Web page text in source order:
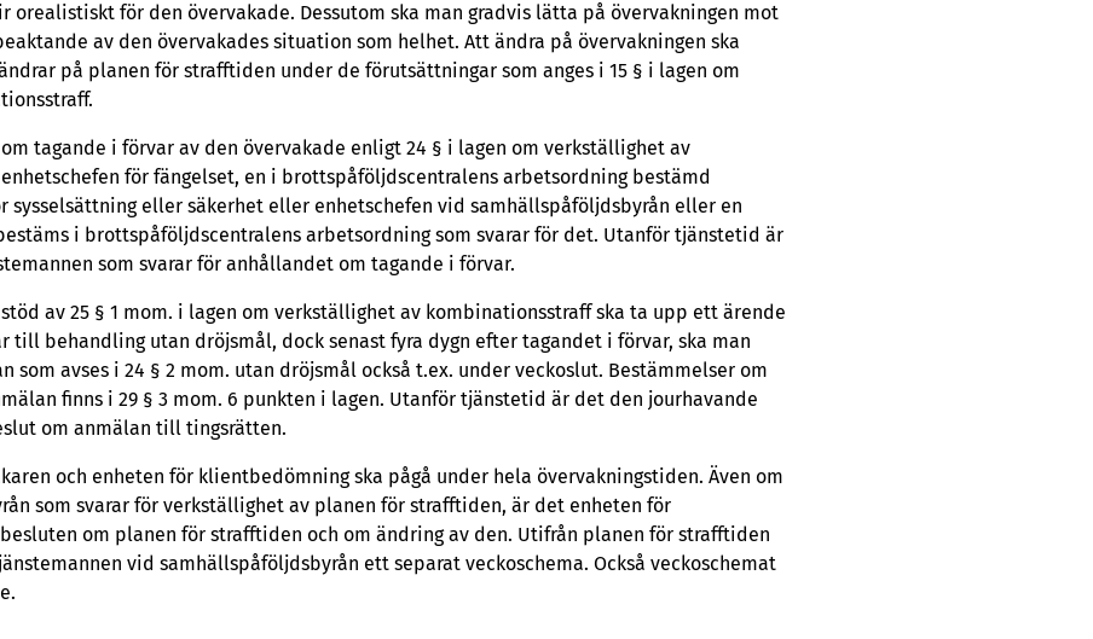
orealistiskt för den övervakade. Dessutom ska man gradvis lätta på övervakningen mot
av den övervakades situation som helhet. Att ändra på övervakningen ska
på planen för strafftiden under de förutsättningar som anges i 15 § i lagen om
tagande i förvar av den övervakade enligt 24 § i lagen om verkställighet av
för fängelset, en i brottspåföljdscentralens arbetsordning bestämd
sysselsättning eller säkerhet eller enhetschefen vid samhällspåföljdsbyrån eller en
i brottspåföljdscentralens arbetsordning som svarar för det. Utanför tjänstetid är
som svarar för anhållandet om tagande i förvar.
av 25 § 1 mom. i lagen om verkställighet av kombinationsstraff ska ta upp ett ärende
till behandling utan dröjsmål, dock senast fyra dygn efter tagandet i förvar, ska man
som avses i 24 § 2 mom. utan dröjsmål också t.ex. under veckoslut. Bestämmelser om
finns i 29 § 3 mom. 6 punkten i lagen. Utanför tjänstetid är det den jourhavande
om anmälan till tingsrätten.
och enheten för klientbedömning ska pågå under hela övervakningstiden. Även om
som svarar för verkställighet av planen för strafftiden, är det enheten för
om planen för strafftiden och om ändring av den. Utifrån planen för strafftiden
vid samhällspåföljdsbyrån ett separat veckoschema. Också veckoschemat